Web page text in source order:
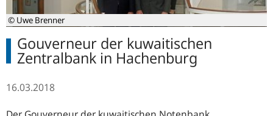
© Uwe Brenner
Gouverneur der kuwaitischen
Zentralbank in Hachenburg
16.03.2018